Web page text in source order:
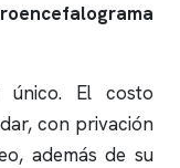
único. El costo
con privación
además de su